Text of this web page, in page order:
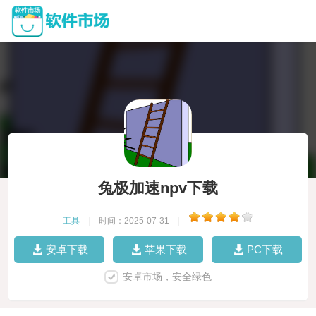
兔极加速npv下载
工具 时间：2025-07-31
安卓下载 苹果下载 PC下载
安卓市场，安全绿色